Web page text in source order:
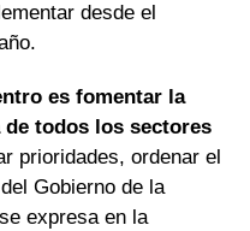
desde el
es fomentar la
todos los sectores
prioridades, ordenar el
Gobierno de la
expresa en la